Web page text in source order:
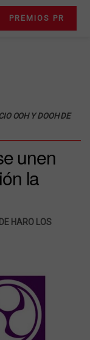
PREMIOS PR
OOH Y DOOH DE
unen
la
HARO LOS